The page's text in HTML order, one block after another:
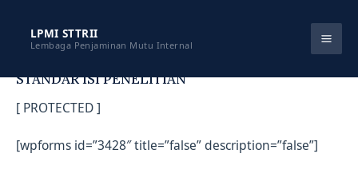
content
LPMI STTRII
Lembaga Penjaminan Mutu Internal
STANDAR ISI PENELITIAN
[ PROTECTED ]
[wpforms id=”3428″ title=”false” description=”false”]